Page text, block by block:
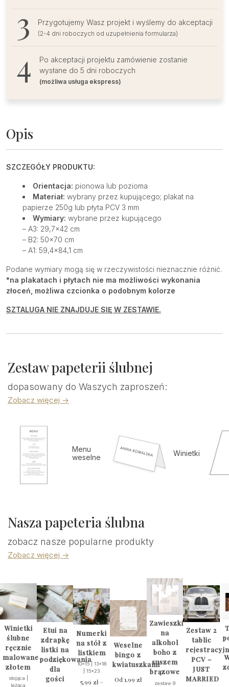
Przygotujemy Wasz projekt i wyślemy do akceptacji
(2-4 dni roboczych od uzupełnienia formularza)
Po akceptacji projektu zamówienie zostanie
wysłane do 5 dni roboczych
(możliwa usługa ekspress)
Opis
SZCZEGÓŁY PRODUKTU:
Orientacja: pionowa lub pozioma
Materiał: wybrany przez kupującego; plakat na
papierze 250g lub płyta PCV 3 mm
Wymiary: wybrane przez kupującego
– A3: 29,7×42 cm
– B2: 50×70 cm
– A1: 59,4×84,1 cm
Podane wymiary mogą się w rzeczywistości nieznacznie różnić.
*na plakatach i płytach nie ma możliwości wykonania
złoceń, możliwa czcionka o podobnym kolorze
SZTALUGA NIE ZNAJDUJE SIĘ W ZESTAWIE.
Zestaw papeterii ślubnej
dopasowany do Waszych zaproszeń:
Zobacz więcej ->
Menu
weselne
Winietki
Nasza papeteria ślubna
zobacz nasze popularne produkty
Zobacz więcej ->
Winietki
ślubne
ręcznie
malowane
złotem
stojąca |
leżąca
Etui na
zdrapkę
listki na
podziękowania
dla
gości
Numerki
na stół z
listkiem
10x15 | 13x18
| 15x23
5,99 zł –
Weselne
bingo z
kwiatuszkami
Od1,99zł
Zawieszki
na
alkohol
boho z
suszem
brązowe
zestaw 9
Zestaw 2
tablic
PCV –
JUST
MARRIED